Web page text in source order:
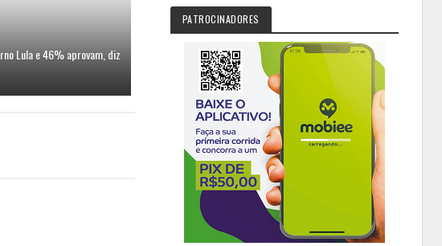
Lula e 46% aprovam, diz
PATROCINADORES